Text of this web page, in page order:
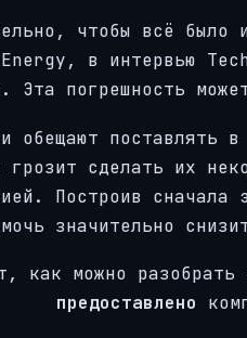
чтобы всё было
в интервью
Эта погрешность
обещают
грозит сделать их
Построив сначала
значительно
как можно
предоставлено